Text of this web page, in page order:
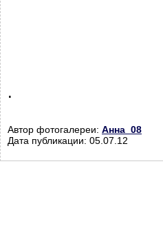
.
Автор фотогалереи: Анна_08
Дата публикации: 05.07.12